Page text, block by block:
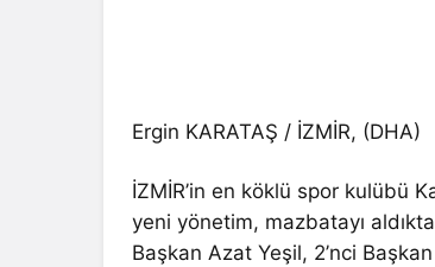
Ergin KARATAŞ / İZMİR, (DHA)
İZMİR’in en köklü spor kulübü
yeni yönetim, mazbatayı
Başkan Azat Yeşil, 2’nci